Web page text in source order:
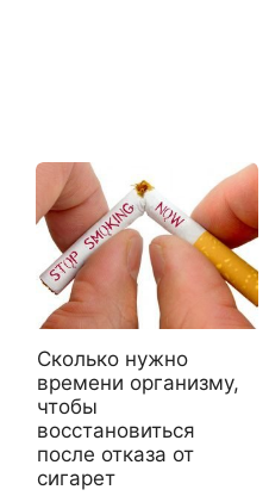
Сколько нужно
времени организму,
чтобы
восстановиться
после отказа от
сигарет